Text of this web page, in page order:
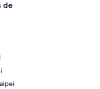
de